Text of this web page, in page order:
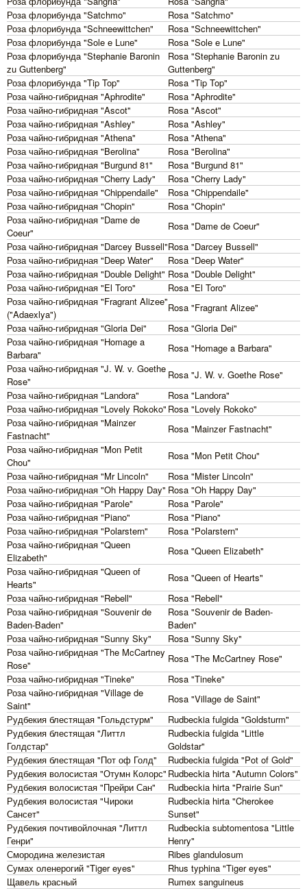
Роза флорибунда "Satchmo"
Rosa "Satchmo"
Роза флорибунда "Schneewittchen"
Rosa "Schneewittchen"
Роза флорибунда "Sole e Lune"
Rosa "Sole e Lune"
Роза флорибунда "Stephanie Baronin
zu Guttenberg"
Rosa "Stephanie Baronin zu
Guttenberg"
Роза флорибунда "Tip Top"
Rosa "Tip Top"
Роза чайно-гибридная "Aphrodite"
Rosa "Aphrodite"
Роза чайно-гибридная "Ascot"
Rosa "Ascot"
Роза чайно-гибридная "Ashley"
Rosa "Ashley"
Роза чайно-гибридная "Athena"
Rosa "Athena"
Роза чайно-гибридная "Berolina"
Rosa "Berolina"
Роза чайно-гибридная "Burgund 81"
Rosa "Burgund 81"
Роза чайно-гибридная "Cherry Lady"
Rosa "Cherry Lady"
Роза чайно-гибридная "Chippendaile"
Rosa "Chippendaile"
Роза чайно-гибридная "Chopin"
Rosa "Chopin"
Роза чайно-гибридная "Dame de
Coeur"
Rosa "Dame de Coeur"
Роза чайно-гибридная "Darcey Bussell"Rosa "Darcey Bussell"
Роза чайно-гибридная "Deep Water"
Rosa "Deep Water"
Роза чайно-гибридная "Double Delight" Rosa "Double Delight"
Роза чайно-гибридная "El Toro"
Rosa "El Toro"
Роза чайно-гибридная "Fragrant Alizee"
("Adaexlya")
Rosa "Fragrant Alizee"
Роза чайно-гибридная "Gloria Dei"
Rosa "Gloria Dei"
Роза чайно-гибридная "Homage a
Barbara"
Rosa "Homage a Barbara"
Роза чайно-гибридная "J. W. v. Goethe
Rose"
Rosa "J. W. v. Goethe Rose"
Роза чайно-гибридная "Landora"
Rosa "Landora"
Роза чайно-гибридная "Lovely Rokoko" Rosa "Lovely Rokoko"
Роза чайно-гибридная "Mainzer
Fastnacht"
Rosa "Mainzer Fastnacht"
Роза чайно-гибридная "Mon Petit
Chou"
Rosa "Mon Petit Chou"
Роза чайно-гибридная "Mr Lincoln"
Rosa "Mister Lincoln"
Роза чайно-гибридная "Oh Happy Day" Rosa "Oh Happy Day"
Роза чайно-гибридная "Parole"
Rosa "Parole"
Роза чайно-гибридная "Piano"
Rosa "Piano"
Роза чайно-гибридная "Polarstern"
Rosa "Polarstern"
Роза чайно-гибридная "Queen
Elizabeth"
Rosa "Queen Elizabeth"
Роза чайно-гибридная "Queen of
Hearts"
Rosa "Queen of Hearts"
Роза чайно-гибридная "Rebell"
Rosa "Rebell"
Роза чайно-гибридная "Souvenir de
Baden-Baden"
Rosa "Souvenir de Baden-
Baden"
Роза чайно-гибридная "Sunny Sky"
Rosa "Sunny Sky"
Роза чайно-гибридная "The McCartney
Rose"
Rosa "The McCartney Rose"
Роза чайно-гибридная "Tineke"
Rosa "Tineke"
Роза чайно-гибридная "Village de
Saint"
Rosa "Village de Saint"
Рудбекия блестящая "Гольдстурм"
Rudbeckia fulgida "Goldsturm"
Рудбекия блестящая "Литтл
Голдстар"
Rudbeckia fulgida "Little
Goldstar"
Рудбекия блестящая "Пот оф Голд"
Rudbeckia fulgida "Pot of Gold"
Рудбекия волосистая "Отумн Колорс" Rudbeckia hirta "Autumn Colors"
Рудбекия волосистая "Прейри Сан"
Rudbeckia hirta "Prairie Sun"
Рудбекия волосистая "Чироки
Сансет"
Rudbeckia hirta "Cherokee
Sunset"
Рудбекия почтивойлочная "Литтл
Генри"
Rudbeckia subtomentosa "Little
Henry"
Смородина железистая
Ribes glandulosum
Сумах оленерогий "Tiger eyes"
Rhus typhina "Tiger eyes"
Щавель красный
Rumex sanguineus